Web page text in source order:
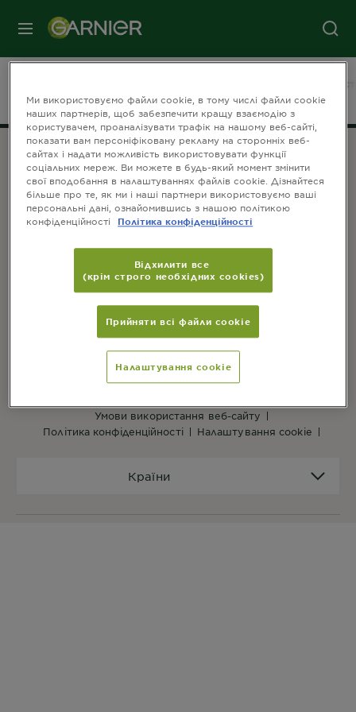
МЕНЮ
ПОСИЛАННЯ ВЕБ-САЙТУ
умови використання веб-сайту
політика конфіденційності
налаштування cookie
Країни
КОНТАКТИ
Зв'яжіться з нами
ПРИЄДНУЙТЕСЬ ДО НАС
Ми використовуємо файли cookie, в тому числі файли cookie
наших партнерів, щоб забезпечити кращу взаємодію з
користувачем, проаналізувати трафік на нашому веб-сайті,
показати вам персоніфіковану рекламу на сторонніх веб-
сайтах і надати можливість використовувати функції
соціальних мереж. Ви можете в будь-який момент змінити
свої вподобання в налаштуваннях файлів cookie. Дізнайтеся
більше про те, як ми і наші партнери використовуємо ваші
персональні дані, ознайомившись з нашою політикою
конфіденційності
Політика конфіденційності
Відхилити все
(крім строго необхідних cookies)
Прийняти всі файли сookie
Налаштування cookie